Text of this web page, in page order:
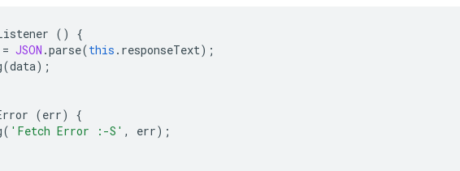
()
{
= JSON .parse(this . responseText);
(data);
(err)
{
( 'Fetch Error :-S' , err);